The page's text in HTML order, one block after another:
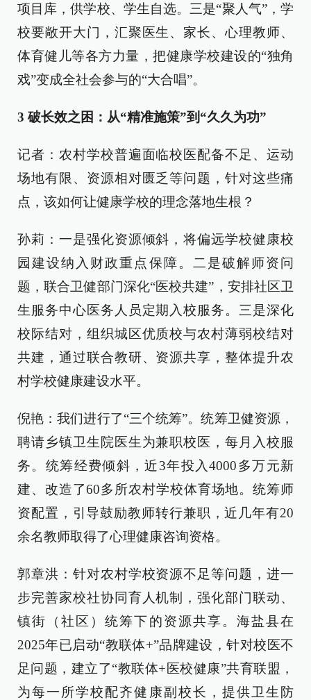
项目库，供学校、学生自选。三是“聚人气”，学
校要敞开大门，汇聚医生、家长、心理教师、
体育健儿等各方力量，把健康学校建设的“独角
戏”变成全社会参与的“大合唱”。
3 破长效之困：从“精准施策”到“久久为功”
记者：农村学校普遍面临校医配备不足、运动
场地有限、资源相对匮乏等问题，针对这些痛
点，该如何让健康学校的理念落地生根？
孙莉：一是强化资源倾斜，将偏远学校健康校
园建设纳入财政重点保障。二是破解师资问
题，联合卫健部门深化“医校共建”，安排社区卫
生服务中心医务人员定期入校服务。三是深化
校际结对，组织城区优质校与农村薄弱校结对
共建，通过联合教研、资源共享，整体提升农
村学校健康建设水平。
倪艳：我们进行了“三个统筹”。统筹卫健资源，
聘请乡镇卫生院医生为兼职校医，每月入校服
务。统筹经费倾斜，近3年投入4000多万元新
建、改造了60多所农村学校体育场地。统筹师
资配置，引导鼓励教师转行兼职，近几年有20
余名教师取得了心理健康咨询资格。
郭章洪：针对农村学校资源不足等问题，进一
步完善家校社协同育人机制，强化部门联动、
镇街（社区）统筹下的资源共享。海盐县在
2025年已启动“教联体+”品牌建设，针对校医不
足问题，建立了“教联体+医校健康”共育联盟，
为每一所学校配齐健康副校长，提供卫生防